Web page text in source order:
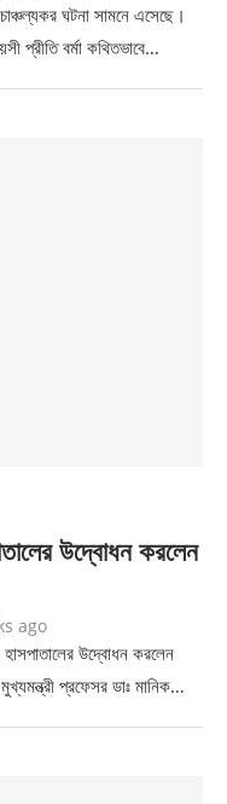
ঘটনা সামনে এসেছে।
প্রীতি বর্মা কথিতভাবে…
উদ্বোধন করলেন
ago
উদ্বোধন করলেন
প্রফেসর ডাঃ মানিক…